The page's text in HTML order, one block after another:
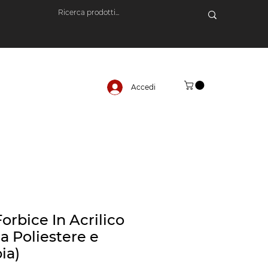
Accedi
In Acrilico
Poliestere e